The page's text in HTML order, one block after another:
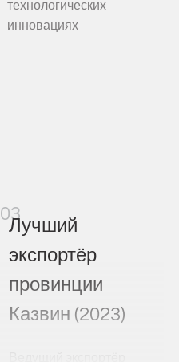
технологических
инновациях
03
Лучший
экспортёр
провинции
Казвин (2023)